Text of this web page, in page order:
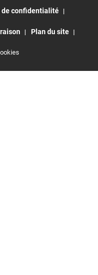
de confidentialité
Plan du site